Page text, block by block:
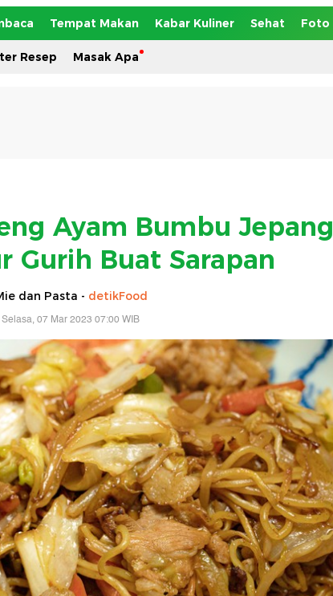
Tempat Makan Kabar Kuliner Sehat Foto
Resep Masak Apa
Ayam Bumbu Jepang
Gurih Buat Sarapan
dan Pasta - detikFood
Selasa, 07 Mar 2023 07:00 WIB